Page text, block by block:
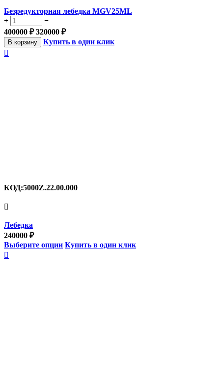
Безредукторная лебедка MGV25ML
+
−
400000 ₽ 320000 ₽
В корзину
Купить в один клик

КОД:5000Z.22.00.000

Лебедка
240000 ₽
Выберите опции Купить в один клик
